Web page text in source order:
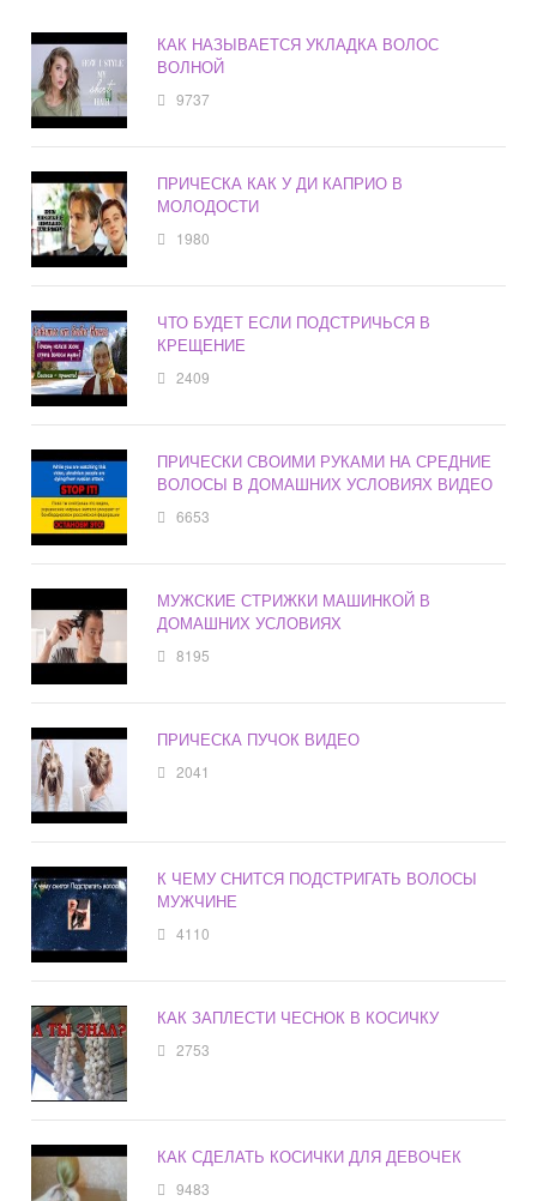
КАК НАЗЫВАЕТСЯ УКЛАДКА ВОЛОС
ВОЛНОЙ
9737
ПРИЧЕСКА КАК У ДИ КАПРИО В
МОЛОДОСТИ
1980
ЧТО БУДЕТ ЕСЛИ ПОДСТРИЧЬСЯ В
КРЕЩЕНИЕ
2409
ПРИЧЕСКИ СВОИМИ РУКАМИ НА СРЕДНИЕ
ВОЛОСЫ В ДОМАШНИХ УСЛОВИЯХ ВИДЕО
6653
МУЖСКИЕ СТРИЖКИ МАШИНКОЙ В
ДОМАШНИХ УСЛОВИЯХ
8195
ПРИЧЕСКА ПУЧОК ВИДЕО
2041
К ЧЕМУ СНИТСЯ ПОДСТРИГАТЬ ВОЛОСЫ
МУЖЧИНЕ
4110
КАК ЗАПЛЕСТИ ЧЕСНОК В КОСИЧКУ
2753
КАК СДЕЛАТЬ КОСИЧКИ ДЛЯ ДЕВОЧЕК
9483